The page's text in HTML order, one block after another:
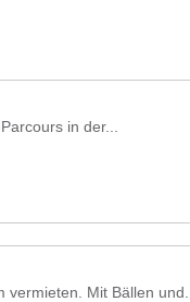
in der...
Mit Bällen und...